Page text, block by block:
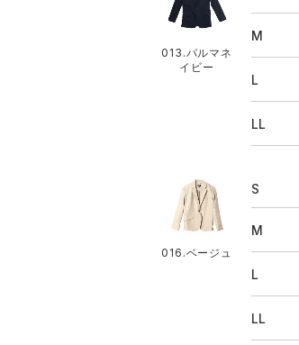
013.パルマネ
イビー
M
L
LL
016.ベージュ
S
M
L
LL